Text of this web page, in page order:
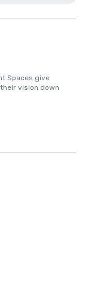
Spaces give
vision down